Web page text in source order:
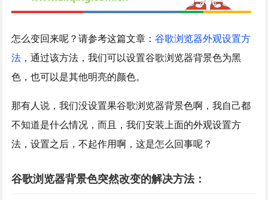
怎么变回来呢？请参考这篇文章：谷歌浏览器外观设置方
法 ，通过该方法，我们可以设置谷歌浏览器背景色为黑
色，也可以是其他明亮的颜色。
那有人说，我们没设置果谷歌浏览器背景色啊，我自己都
不知道是什么情况，而且，我们安装上面的外观设置方
法，设置之后，不起作用啊，这是怎么回事呢？
谷歌浏览器背景色突然改变的解决方法：